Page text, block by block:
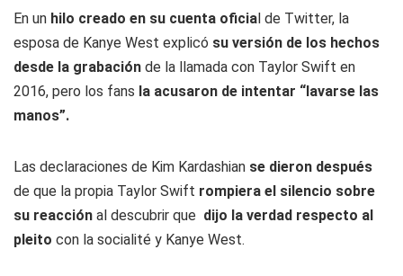
En un hilo creado en su cuenta oficial de Twitter, la
esposa de Kanye West explicó su versión de los hechos
desde la grabación de la llamada con Taylor Swift en
2016, pero los fans la acusaron de intentar “lavarse las
manos”.
Las declaraciones de Kim Kardashian se dieron después
de que la propia Taylor Swift rompiera el silencio sobre
su reacción al descubrir que dijo la verdad respecto al
pleito con la socialité y Kanye West.